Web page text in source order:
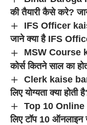
की तैयारी कैसे करे?
IFS Officer
जाने क्या है IFS
MSW Course
कोर्स कितने साल का
Clerk kaise
लिए योग्यता क्या होती
Top 10
लिए टॉप 10 ऑनलाइन